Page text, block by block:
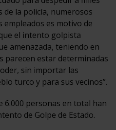
de la policía, numerosos
es motivo de
el intento golpista
amenazada, teniendo en
parecen estar determinadas
sin importar las
turco y para sus vecinos”.
6.000 personas en total han
de Golpe de Estado.